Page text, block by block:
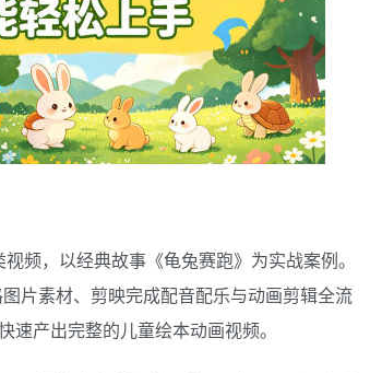
频，以经典故事《龟兔赛跑》为实战案例。
片素材、剪映完成配音配乐与动画剪辑全流
产出完整的儿童绘本动画视频。